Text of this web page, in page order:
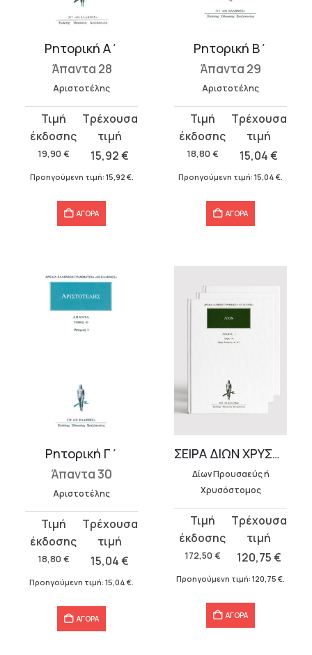
Ρητορική Α΄
Άπαντα 28
Αριστοτέλης
19,90 €
Original
price
was:
19,90 €.
15,92€
τρέχουσα
τιμή
Προηγούμενη τιμή: 15,92 €.
ΑΓΟΡΑ
Ρητορική Β΄
Άπαντα 29
Αριστοτέλης
18,80 €
Original
price
was:
18,80 €.
15,04€
τρέχουσα
τιμή
Προηγούμενη τιμή: 15,04 €
ΑΓΟΡΑ
Ρητορική Γ΄
Άπαντα 30
Αριστοτέλης
18,80 €
Original
price
was:
18,80 €.
15,04€
τρέχουσα
τιμή
είναι:
Προηγούμενη τιμή: 15,04 €.
ΑΓΟΡΑ
ΣΕΙΡΑ ΔΙΩΝ ΧΡΥΣΟΣΤΟΜΟΣ (9 τόμοι)
Δίων Προυσαεύς ή
Χρυσόστομος
172,50 €
Original
price
was:
172,50 €.
120,75€
τρέχουσα
τιμή
είναι:
Προηγούμενη τιμή: 120,75 €.
ΑΓΟΡΑ